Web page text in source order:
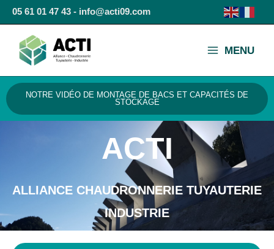
Aller
au
contenu
05 61 01 47 43 - info@acti09.com
MENU
NOTRE VIDÉO DE MONTAGE DE BACS ET CAPACITÉS DE
STOCKAGE
ACTI
ALLIANCE CHAUDRONNERIE TUYAUTERIE
INDUSTRIE